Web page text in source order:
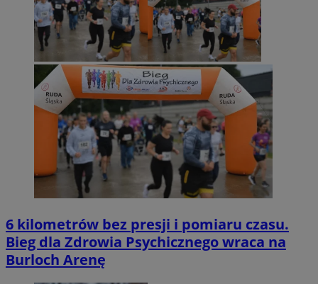
6 kilometrów bez presji i pomiaru czasu.
Bieg dla Zdrowia Psychicznego wraca na
Burloch Arenę